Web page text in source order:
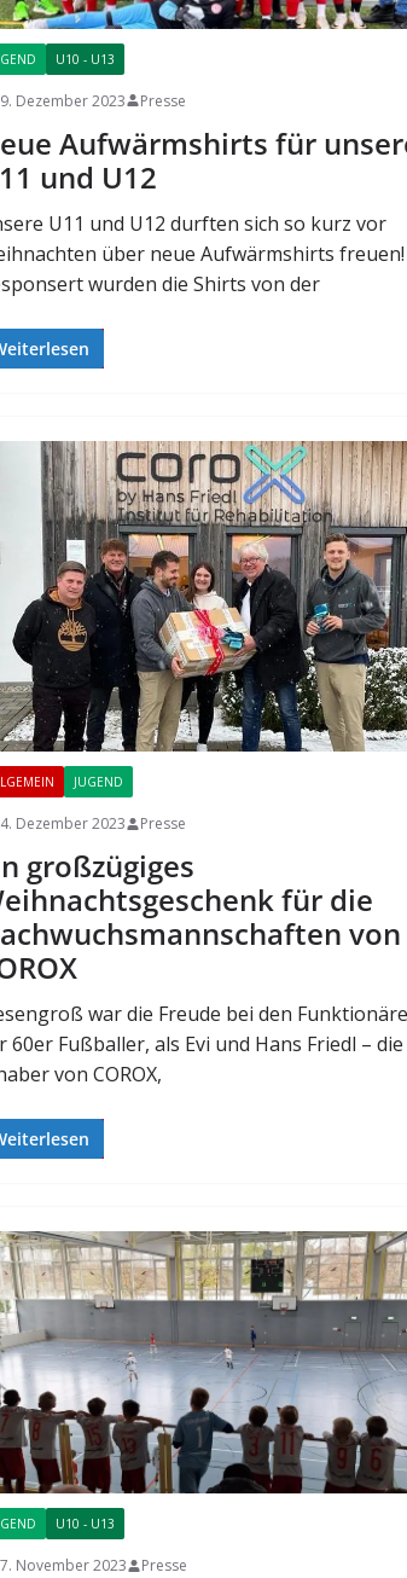
U10 - U13
Dezember 2023 Presse
Aufwärmshirts für
und U12
U11 und U12 durften sich so kurz vor
über neue Aufwärmshirts freuen!
wurden die Shirts von der
JUGEND
Dezember 2023 Presse
großzügiges
für die
von
war die Freude bei den
60er Fußballer, als Evi und Hans Friedl – die
von COROX,
U10 - U13
November 2023 Presse